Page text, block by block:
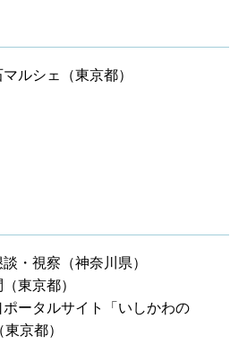
ルシェ（東京都）
・視察（神奈川県）
東京都）
ータルサイト「いしかわの
京都）